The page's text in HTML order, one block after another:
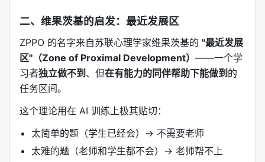
二、维果茨基的启发：最近发展区
ZPPO 的名字来自苏联心理学家维果茨基的 "最近发展
区"（Zone of Proximal Development） ——一个学
习者独立做不到、但在有能力的同伴帮助下能做到的
任务区间。
这个理论用在 AI 训练上极其贴切：
太简单的题（学生已经会）→ 不需要老师
太难的题（老师和学生都不会）→ 老师帮不上